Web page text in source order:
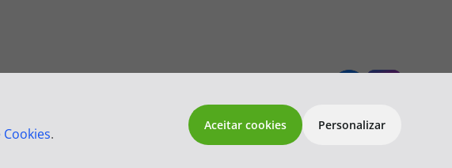
. Aceitar cookies Personalizar